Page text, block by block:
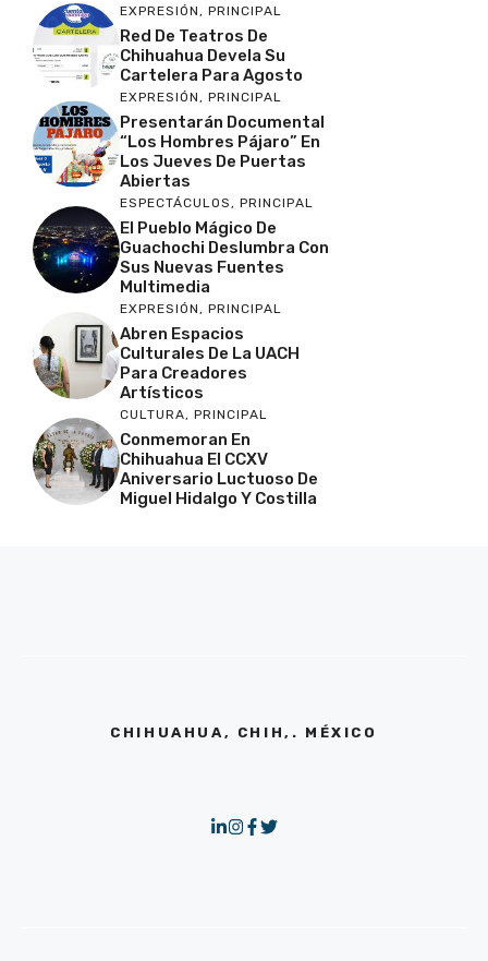
EXPRESIÓN , PRINCIPAL
Red De Teatros De
Chihuahua Devela Su
Cartelera Para Agosto
EXPRESIÓN, PRINCIPAL
Presentarán Documental
“Los Hombres Pájaro” En
Los Jueves De Puertas
Abiertas
ESPECTÁCULOS, PRINCIPAL
El Pueblo Mágico De
Guachochi Deslumbra Con
Sus Nuevas Fuentes
Multimedia
EXPRESIÓN, PRINCIPAL
Abren Espacios
Culturales De La UACH
Para Creadores
Artísticos
CULTURA, PRINCIPAL
Conmemoran En
Chihuahua El CCXV
Aniversario Luctuoso De
Miguel Hidalgo Y Costilla
CHIHUAHUA, CHIH,. MÉXICO